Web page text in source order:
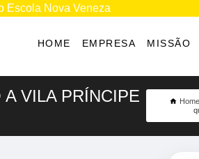
Escola Nova Veneza
HOME EMPRESA MISSÃO
VILA PRÍNCIPE
Home